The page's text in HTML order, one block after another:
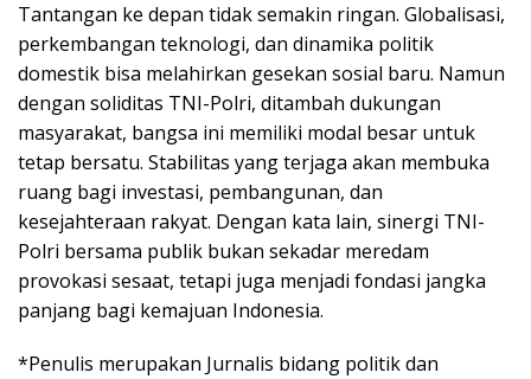
Tantangan ke depan tidak semakin ringan. Globalisasi,
perkembangan teknologi, dan dinamika politik
domestik bisa melahirkan gesekan sosial baru. Namun
dengan soliditas TNI-Polri, ditambah dukungan
masyarakat, bangsa ini memiliki modal besar untuk
tetap bersatu. Stabilitas yang terjaga akan membuka
ruang bagi investasi, pembangunan, dan
kesejahteraan rakyat. Dengan kata lain, sinergi TNI-
Polri bersama publik bukan sekadar meredam
provokasi sesaat, tetapi juga menjadi fondasi jangka
panjang bagi kemajuan Indonesia.
*Penulis merupakan Jurnalis bidang politik dan